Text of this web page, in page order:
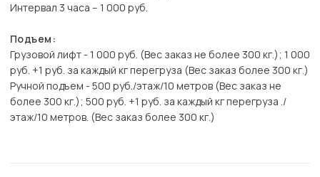
Интервал 3 часа – 1 000 руб.
Подъем:
Грузовой лифт - 1 000 руб. (Вес заказ не более 300 кг.); 1 000
руб. +1 руб. за каждый кг перегруза (Вес заказ более 300 кг.)
Ручной подъем - 500 руб./этаж/10 метров (Вес заказ не
более 300 кг.); 500 руб. +1 руб. за каждый кг перегруза ./
этаж/10 метров. (Вес заказ более 300 кг.)